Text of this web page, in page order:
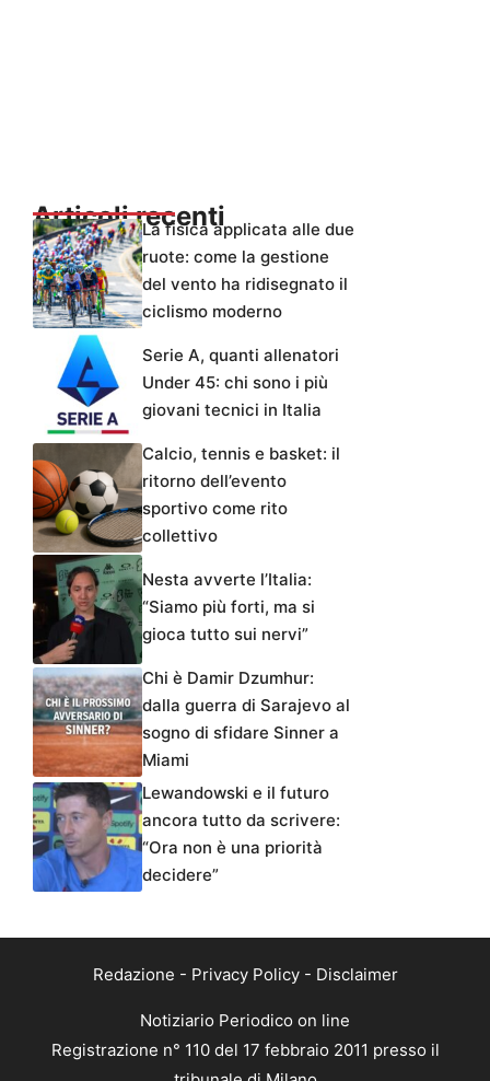
Articoli recentiLa fisica applicata alle due
ruote: come la gestione
del vento ha ridisegnato il
ciclismo moderno
Serie A, quanti allenatori
Under 45: chi sono i più
giovani tecnici in Italia
Calcio, tennis e basket: il
ritorno dell’evento
sportivo come rito
collettivo
Nesta avverte l’Italia:
“Siamo più forti, ma si
gioca tutto sui nervi”
Chi è Damir Dzumhur:
dalla guerra di Sarajevo al
sogno di sfidare Sinner a
Miami
Lewandowski e il futuro
ancora tutto da scrivere:
“Ora non è una priorità
decidere”
Redazione - Privacy Policy- Disclaimer
Notiziario Periodico on line
Registrazione n° 110 del 17 febbraio 2011 presso il